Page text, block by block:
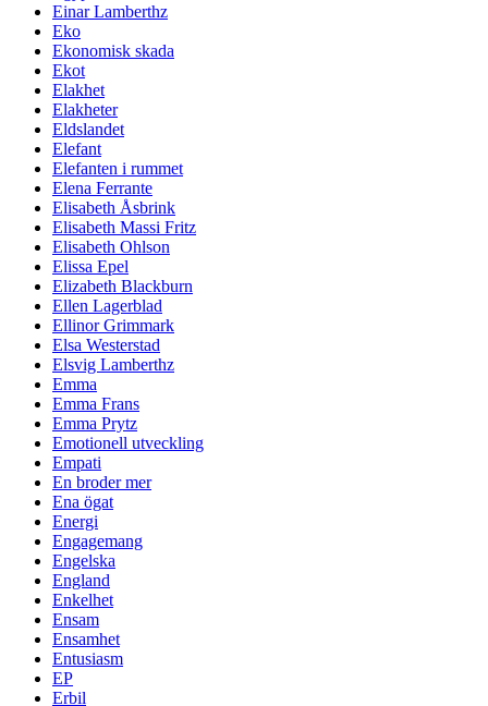
Einar Lamberthz
Eko
Ekonomisk skada
Ekot
Elakhet
Elakheter
Eldslandet
Elefant
Elefanten i rummet
Elena Ferrante
Elisabeth Åsbrink
Elisabeth Massi Fritz
Elisabeth Ohlson
Elissa Epel
Elizabeth Blackburn
Ellen Lagerblad
Ellinor Grimmark
Elsa Westerstad
Elsvig Lamberthz
Emma
Emma Frans
Emma Prytz
Emotionell utveckling
Empati
En broder mer
Ena ögat
Energi
Engagemang
Engelska
England
Enkelhet
Ensam
Ensamhet
Entusiasm
EP
Erbil